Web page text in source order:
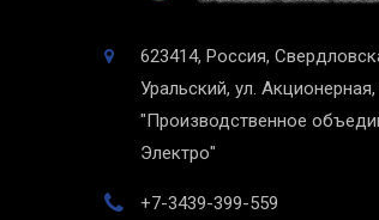
623414, Россия,
Уральский, ул. Акционерная,
"Производственное
Электро"
+7-3439-399-559